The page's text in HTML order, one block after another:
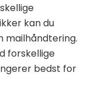
kan du
mailhåndtering.
forskellige
bedst for